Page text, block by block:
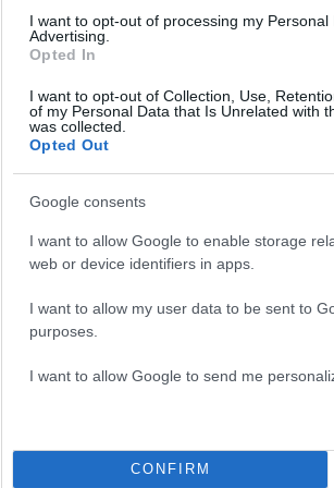
I want to opt-out of processing my Personal
Advertising.
Opted In
I want to opt-out of Collection, Use,
of my Personal Data that Is Unrelated with
was collected.
Opted Out
Google consents
I want to allow Google to enable storage
web or device identifiers in apps.
I want to allow my user data to be sent to
purposes.
I want to allow Google to send me
CONFIRM